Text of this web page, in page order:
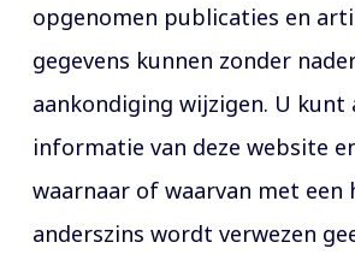
opgenomen publicaties en
gegevens kunnen zonder
aankondiging wijzigen. U kunt
informatie van deze website
waarnaar of waarvan met een
anderszins wordt verwezen